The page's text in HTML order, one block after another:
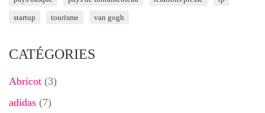
startup tourisme van gogh
CATÉGORIES
Abricot (3)
adidas (7)